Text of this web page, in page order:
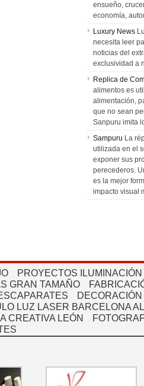
ensueño,
economía,
Luxury News
necesita leer
noticias del
exclusividad a
Replica de
alimentos es
alimentación,
que no sean
Sanpuru imita
Sampuru La
utilizada en el
exponer sus
perecederos.
es la mejor
impacto visual
PROYECTOS
GRAN TAMAÑO
LUZ LASER BARCELONA
CREATIVA LEÓN